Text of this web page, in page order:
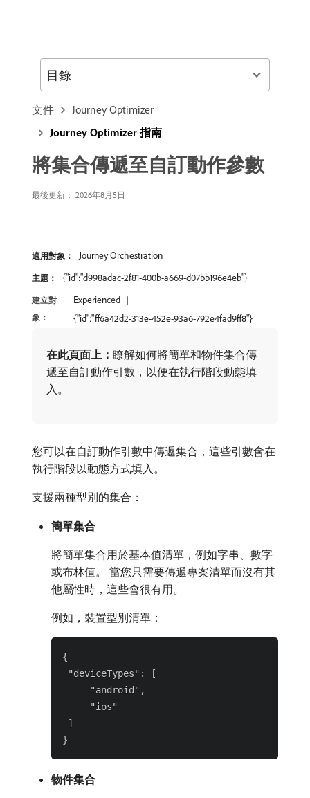
文件
Journey Optimizer
Journey Optimizer 指南
將集合傳遞至自訂動作參數
最後更新： 2026年8月5日
適用對象： Journey Orchestration
主題： {"id":"d998adac-2f81-400b-a669-d07bb196e4eb"}
建立對
象：
Experienced
{"id":"ff6a42d2-313e-452e-93a6-792e4fad9ff8"}
在此頁面上： ​瞭解如何將簡單和物件集合傳
遞至自訂動作引數，以便在執行階段動態填
入。
您可以在自訂動作引數中傳遞集合，這些引數會在
執行階段以動態方式填入。
支援兩種型別的集合：
簡單集合
將簡單集合用於基本值清單，例如字串、數字
或布林值。 當您只需要傳遞專案清單而沒有其
他屬性時，這些會很有用。
例如，裝置型別清單：
{
"deviceTypes": [
     "android",
     "ios"
]
物件集合
目錄